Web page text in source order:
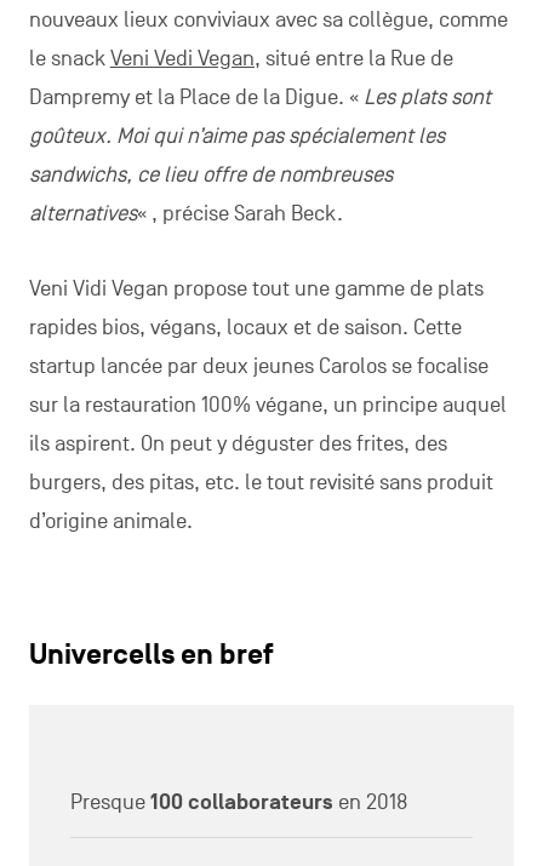
nouveaux lieux conviviaux avec sa collègue, comme
le snackVeni Vedi Vegan, situé entre la Rue de
Dampremy et la Place de la Digue. « Les plats sont
goûteux. Moi qui n’aime pas spécialement les
sandwichs, ce lieu offre de nombreuses
alternatives« , précise Sarah Beck.
Veni Vidi Vegan propose tout une gamme de plats
rapides bios, végans, locaux et de saison. Cette
startup lancée par deux jeunes Carolos se focalise
sur la restauration 100% végane, un principe auquel
ils aspirent. On peut y déguster des frites, des
burgers, des pitas, etc. le tout revisité sans produit
d’origine animale.
Univercells en bref
Presque100 collaborateurs en 2018